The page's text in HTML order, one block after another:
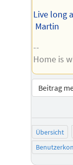
Live long
Martin
--
Home is
Beitrag
Übersicht